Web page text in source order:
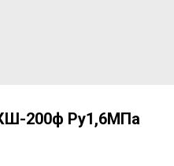
200ф Ру1,6МПа